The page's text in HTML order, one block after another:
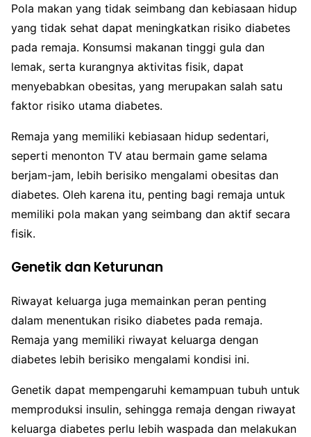
Pola makan yang tidak seimbang dan kebiasaan hidup
yang tidak sehat dapat meningkatkan risiko diabetes
pada remaja. Konsumsi makanan tinggi gula dan
lemak, serta kurangnya aktivitas fisik, dapat
menyebabkan obesitas, yang merupakan salah satu
faktor risiko utama diabetes.
Remaja yang memiliki kebiasaan hidup sedentari,
seperti menonton TV atau bermain game selama
berjam-jam, lebih berisiko mengalami obesitas dan
diabetes. Oleh karena itu, penting bagi remaja untuk
memiliki pola makan yang seimbang dan aktif secara
fisik.
Genetik dan Keturunan
Riwayat keluarga juga memainkan peran penting
dalam menentukan risiko diabetes pada remaja.
Remaja yang memiliki riwayat keluarga dengan
diabetes lebih berisiko mengalami kondisi ini.
Genetik dapat mempengaruhi kemampuan tubuh untuk
memproduksi insulin, sehingga remaja dengan riwayat
keluarga diabetes perlu lebih waspada dan melakukan